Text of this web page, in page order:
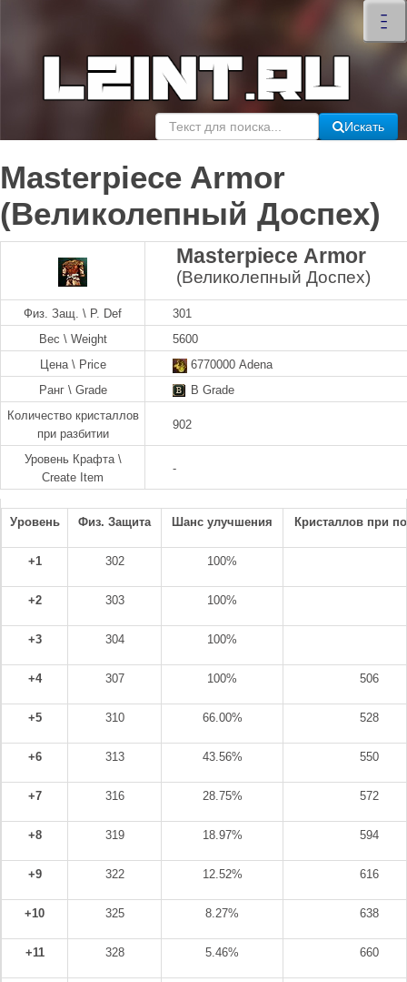
–
–
–
×
Искать
Masterpiece Armor
(Великолепный Доспех)
Masterpiece Armor
(Великолепный Доспех)
Физ. Защ. \ P. Def
301
Вес \ Weight
5600
Цена \ Price
6770000 Adena
Ранг \ Grade
B Grade
Количество кристаллов
при разбитии
902
Уровень Крафта \
Create Item
-
Уровень Физ. Защита Шанс улучшения Кристаллов при
+1 302 100%
+2 303 100%
+3 304 100%
+4 307 100% 506
+5 310 66.00% 528
+6 313 43.56% 550
+7 316 28.75% 572
+8 319 18.97% 594
+9 322 12.52% 616
+10 325 8.27% 638
+11 328 5.46% 660